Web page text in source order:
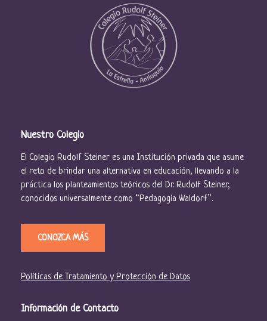
Nuestro Colegio
El Colegio Rudolf Steiner es una Institución privada que asume
el reto de brindar una alternativa en educación, llevando a la
práctica los planteamientos teóricos del Dr. Rudolf Steiner,
conocidos universalmente como “Pedagogía Waldorf”.
CONOZCA MÁS
Políticas de Tratamiento y Protección de Datos
Información de Contacto